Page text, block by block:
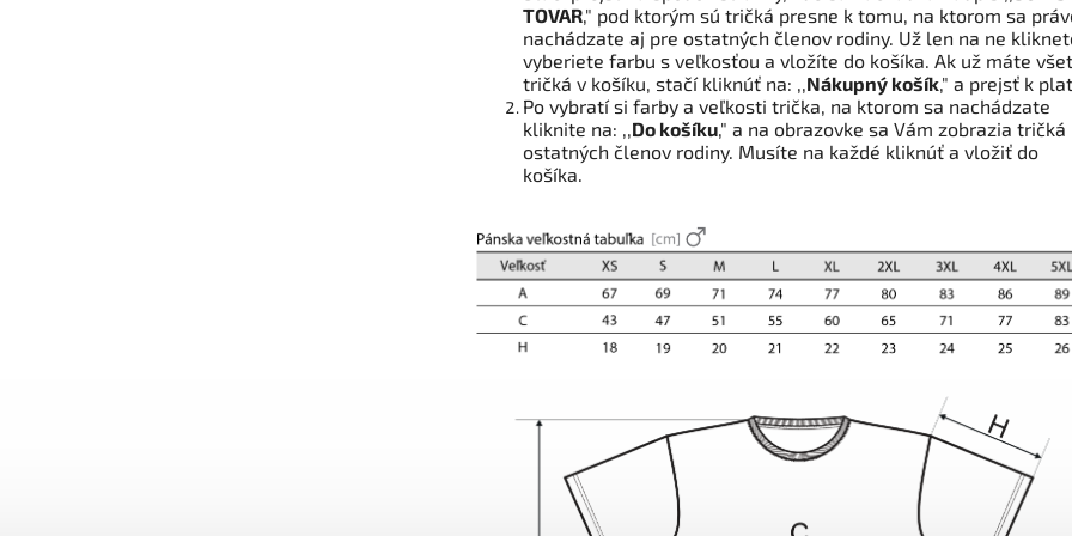
TOVAR," pod ktorým sú tričká presne k tomu, na ktorom sa
nachádzate aj pre ostatných členov rodiny. Už len na ne
vyberiete farbu s veľkosťou a vložíte do košíka. Ak už máte
tričká v košíku, stačí kliknúť na: ,,Nákupný košík," a prejsť k
Po vybratí si farby a veľkosti trička, na ktorom sa nachádzate
kliknite na: ,,Do košíku," a na obrazovke sa Vám zobrazia tričká
ostatných členov rodiny. Musíte na každé kliknúť a vložiť do
košíka.